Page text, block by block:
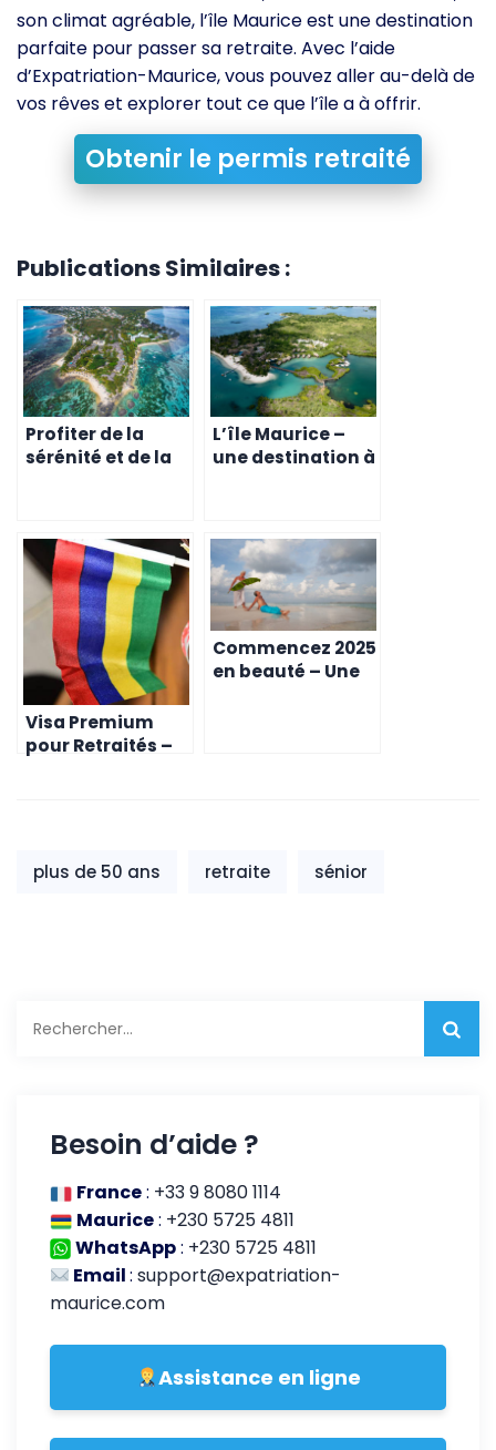
son climat agréable, l’île Maurice est une destination
parfaite pour passer sa retraite. Avec l’aide
d’Expatriation-Maurice, vous pouvez aller au-delà de
vos rêves et explorer tout ce que l’île a à offrir.
Obtenir le permis retraité
Publications Similaires :
Profiter de la
sérénité et de la
L’île Maurice –
une destination à
Visa Premium
pour Retraités –
Commencez 2025
en beauté – Une
plus de 50 ans retraite sénior
Besoin d’aide ?
France: +33 9 8080 1114
Maurice: +230 5725 4811
WhatsApp: +230 5725 4811
Email:support@expatriation-
maurice.com
Assistance en ligne